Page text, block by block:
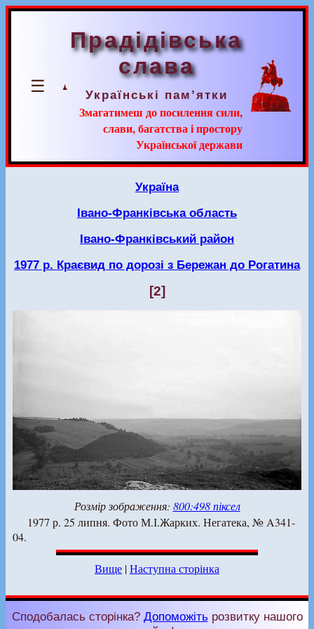
☰
Прадідівська
слава
Українські пам’ятки
Змагатимеш до посилення сили,
слави, багатства і простору
Української держави
Україна
Івано-Франківська область
Івано-Франківський район
1977 р. Краєвид по дорозі з Бережан до Рогатина
[2]
Розмір зображення: 800:498 піксел
1977 р. 25 липня. Фото М.І.Жарких. Негатека, № A341-
04.
Вище |Наступна сторінка
Сподобалась сторінка? Допоможіть розвитку нашого